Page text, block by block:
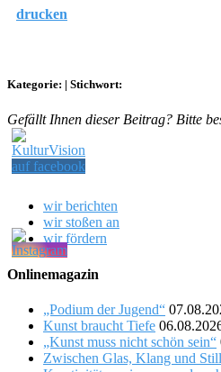
drucken
Kategorie: | Stichwort:
Gefällt Ihnen dieser Beitrag? Bitte
wir berichten
wir stoßen an
wir fördern
Onlinemagazin
„Podium der Jugend“
Kunst braucht Tiefe
„Kunst muss nicht schön sein“
Zwischen Glas, Klang und